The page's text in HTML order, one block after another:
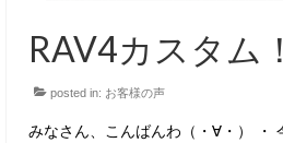
RAV4カスタム
posted in: お客様の声
みなさん、こんばんわ（・∀・） ・